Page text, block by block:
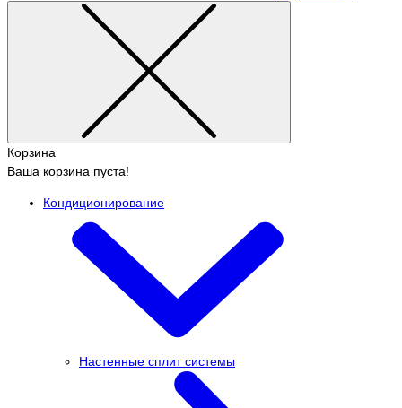
Корзина
Ваша корзина пуста!
Кондиционирование
Настенные сплит системы